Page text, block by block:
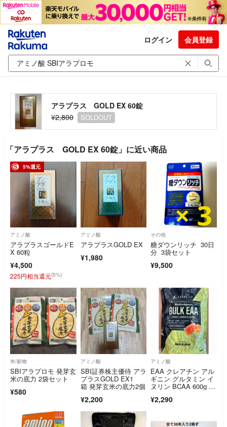
ログイン 会員登録
アラプラス GOLD EX 60錠
¥2,800
SOLDOUT
「アラプラス GOLD EX 60錠」に近い商品
5%還元
アミノ酸
アラプラスゴールドE
X 60粒
¥4,500
225円相当還元(5%)
アミノ酸
アラプラスGOLD EX
¥1,980
その他
糖ダウンリッチ 30日
分 3袋セット
¥9,500
米/穀物
SBIアラプロモ 発芽玄
米の底力 2袋セット
¥580
アミノ酸
SBI証券株主優待 アラ
プラスGOLD EX1
箱 発芽玄米の底力2個
¥2,200
アミノ酸
EAA クレアチン アル
ギニン グルタミン イ
ヌリン BCAA 600g は
¥2,290